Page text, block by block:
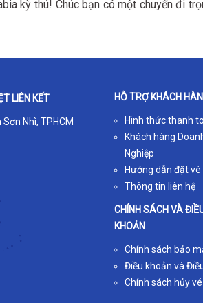
kỳ thú! Chúc bạn có một chuyến đi
LIÊN KẾT
Nhì, TPHCM
HỖ TRỢ KHÁCH
Hình thức thanh
Khách hàng
Nghiệp
Hướng dẫn đặt vé
Thông tin liên hệ
CHÍNH SÁCH VÀ
KHOẢN
Chính sách bảo
Điều khoản và
Chính sách hủy vé